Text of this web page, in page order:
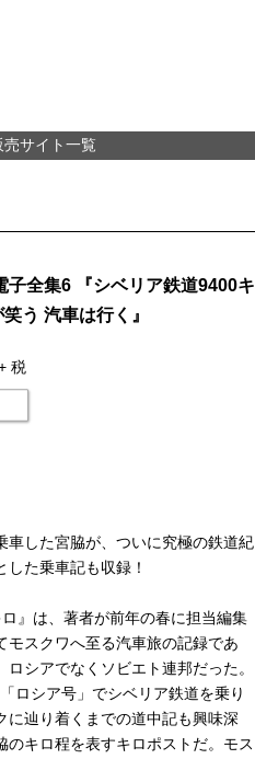
売サイト一覧
子全集6 『シベリア鉄道9400キ
う 汽車は行く』
税
車した宮脇が、ついに究極の鉄道紀
た乗車記も収録！
』は、著者が前年の春に担当編集
モスクワへ至る汽車旅の記録であ
シアでなくソビエト連邦だった。
ロシア号」でシベリア鉄道を乗り
に辿り着くまでの道中記も興味深
キロ程を表すキロポストだ。モス